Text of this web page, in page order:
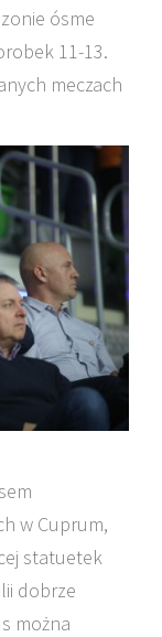
ósme
11-13.
meczach
w Cuprum,
statuetek
dobrze
można